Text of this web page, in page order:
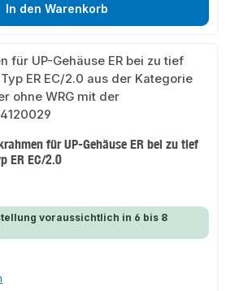
In den Warenkorb
für UP-Gehäuse ER bei zu tief
ER EC/2.0
voraussichtlich in 6 bis 8